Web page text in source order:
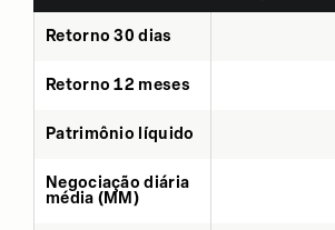
Retorno 30 dias
Retorno 12 meses
Patrimônio líquido
Negociação diária
média (MM)